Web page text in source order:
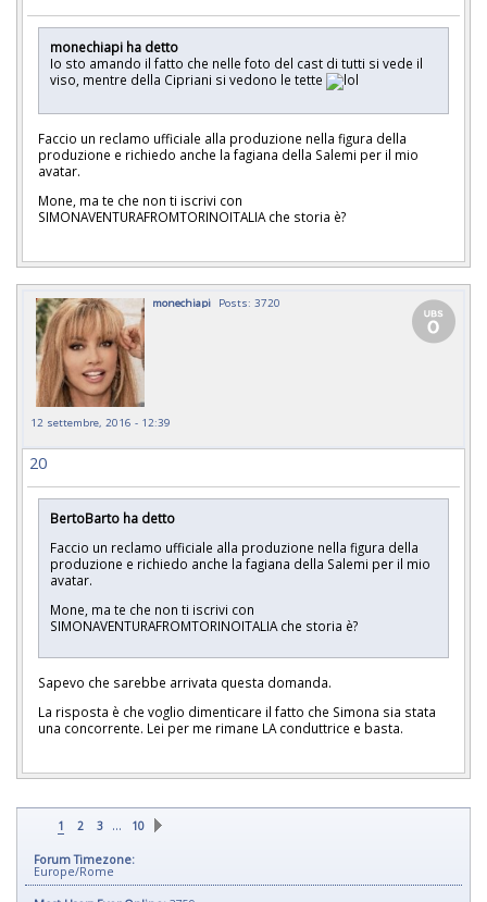
monechiapi ha detto
Io sto amando il fatto che nelle foto del cast di tutti si vede il
viso, mentre della Cipriani si vedono le tette
Faccio un reclamo ufficiale alla produzione nella figura della
produzione e richiedo anche la fagiana della Salemi per il mio
avatar.
Mone, ma te che non ti iscrivi con
SIMONAVENTURAFROMTORINOITALIA che storia è?
monechiapi Posts: 3720
12 settembre, 2016 - 12:39
20
BertoBarto ha detto
Faccio un reclamo ufficiale alla produzione nella figura della
produzione e richiedo anche la fagiana della Salemi per il mio
avatar.
Mone, ma te che non ti iscrivi con
SIMONAVENTURAFROMTORINOITALIA che storia è?
Sapevo che sarebbe arrivata questa domanda.
La risposta è che voglio dimenticare il fatto che Simona sia stata
una concorrente. Lei per me rimane LA conduttrice e basta.
1 2 3 … 10
Forum Timezone:
Europe/Rome